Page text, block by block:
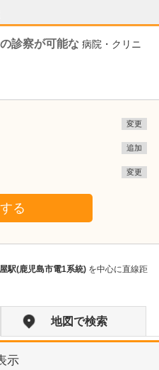
診察が可能な 病院・クリニ
変更
追加
変更
る
駅(鹿児島市電1系統) を中心に直線距
地図で検索
示